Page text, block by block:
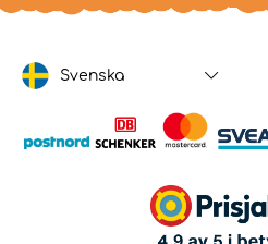
Svenska